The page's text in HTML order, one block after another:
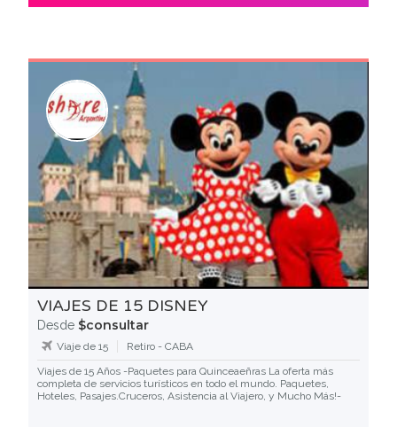
VIAJES DE 15 DISNEY
Desde $consultar
Viaje de 15
Retiro - CABA
Viajes de 15 Años -Paquetes para Quinceaeñras La oferta más
completa de servicios turísticos en todo el mundo. Paquetes,
Hoteles, Pasajes.Cruceros, Asistencia al Viajero, y Mucho Más!-